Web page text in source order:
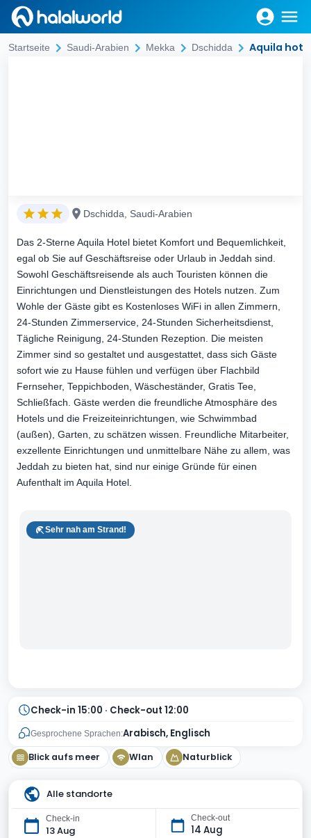
Startseite Saudi-Arabien Mekka Dschidda Aquila
Dschidda, Saudi-Arabien
Das 2-Sterne Aquila Hotel bietet Komfort und Bequemlichkeit,
egal ob Sie auf Geschäftsreise oder Urlaub in Jeddah sind.
Sowohl Geschäftsreisende als auch Touristen können die
Einrichtungen und Dienstleistungen des Hotels nutzen. Zum
Wohle der Gäste gibt es Kostenloses WiFi in allen Zimmern,
24-Stunden Zimmerservice, 24-Stunden Sicherheitsdienst,
Tägliche Reinigung, 24-Stunden Rezeption. Die meisten
Zimmer sind so gestaltet und ausgestattet, dass sich Gäste
sofort wie zu Hause fühlen und verfügen über Flachbild
Fernseher, Teppichboden, Wäscheständer, Gratis Tee,
Schließfach. Gäste werden die freundliche Atmosphäre des
Hotels und die Freizeiteinrichtungen, wie Schwimmbad
(außen), Garten, zu schätzen wissen. Freundliche Mitarbeiter,
exzellente Einrichtungen und unmittelbare Nähe zu allem, was
Jeddah zu bieten hat, sind nur einige Gründe für einen
Aufenthalt im Aquila Hotel.
Sehr nah am Strand!
Check-in 15:00 · Check-out 12:00
Gesprochene Sprachen:Arabisch, Englisch
Blick aufs meer Wlan Naturblick
Alle standorte
Check-in
13 Aug
Check-out
14 Aug